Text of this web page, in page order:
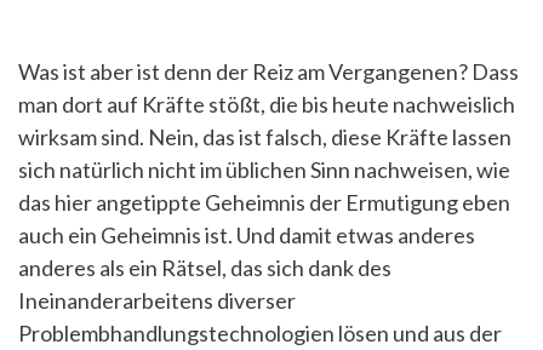
Was ist aber ist denn der Reiz am Vergangenen? Dass
man dort auf Kräfte stößt, die bis heute nachweislich
wirksam sind. Nein, das ist falsch, diese Kräfte lassen
sich natürlich nicht im üblichen Sinn nachweisen, wie
das hier angetippte Geheimnis der Ermutigung eben
auch ein Geheimnis ist. Und damit etwas anderes
anderes als ein Rätsel, das sich dank des
Ineinanderarbeitens diverser
Problembhandlungstechnologien lösen und aus der